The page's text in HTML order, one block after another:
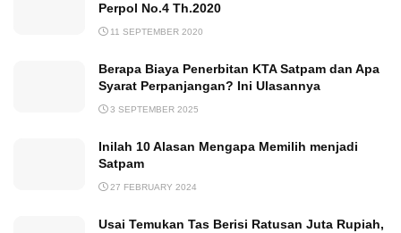
Perpol No.4 Th.2020
11 SEPTEMBER 2020
Berapa Biaya Penerbitan KTA Satpam dan Apa
Syarat Perpanjangan? Ini Ulasannya
3 SEPTEMBER 2025
Inilah 10 Alasan Mengapa Memilih menjadi
Satpam
27 FEBRUARY 2024
Usai Temukan Tas Berisi Ratusan Juta Rupiah,